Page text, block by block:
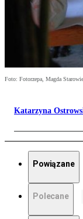
Foto: Fotorzepa, Magda
Katarzyna
Powiązane
Polecane